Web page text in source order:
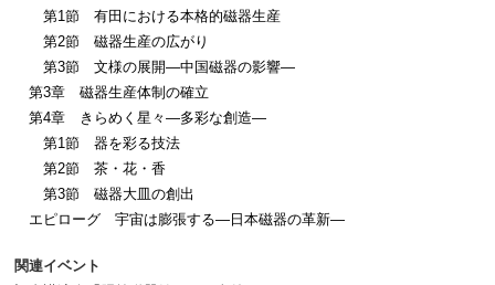
第1節 有田における本格的磁器生産
第2節 磁器生産の広がり
第3節 文様の展開―中国磁器の影響―
第3章 磁器生産体制の確立
第4章 きらめく星々―多彩な創造―
第1節 器を彩る技法
第2節 茶・花・香
第3節 磁器大皿の創出
エピローグ 宇宙は膨張する―日本磁器の革新―
関連イベント